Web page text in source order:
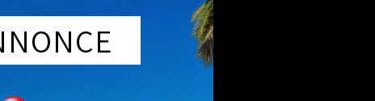
Les échappements Milltek Sport sont de
gain sensible de puissance avec une sonorité
Gain sensible de puissance.
Meilleure réponse a la pédale.